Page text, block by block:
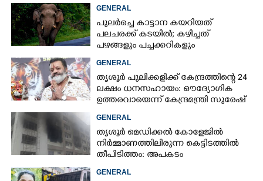
GENERAL
പുലർച്ചെ കാട്ടാന കയറിയത്
പലചരക്ക് കടയിൽ; കഴിച്ചത്
പഴങ്ങളും പച്ചക്കറികളും
GENERAL
തൃശൂർ പുലിക്കളിക്ക് കേന്ദ്രത്തിന്റെ 24
ലക്ഷം ധനസഹായം: ഔദ്യോഗിക
ഉത്തരവായെന്ന് കേന്ദ്രമന്ത്രി സുരേഷ്
GENERAL
തൃശൂർ മെഡിക്കൽ കോളേജിൽ
നിർമ്മാണത്തിലിരുന്ന കെട്ടിടത്തിൽ
തീപിടിത്തം: അപകടം
GENERAL